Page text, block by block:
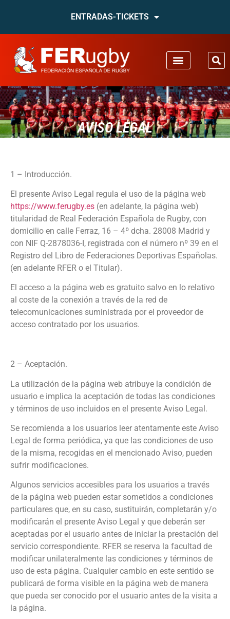
ENTRADAS-TICKETS
AVISO LEGAL
1 – Introducción.
El presente Aviso Legal regula el uso de la página web
https://www.ferugby.es (en adelante, la página web)
titularidad de Real Federación Española de Rugby, con
domicilio en calle Ferraz, 16 – 4º dcha. 28008 Madrid y
con NIF Q-2878036-I, registrada con el número nº 39 en el
Registro del Libro de Federaciones Deportivas Españolas.
(en adelante RFER o el Titular).
El acceso a la página web es gratuito salvo en lo relativo
al coste de la conexión a través de la red de
telecomunicaciones suministrada por el proveedor de
acceso contratado por los usuarios.
2 – Aceptación.
La utilización de la página web atribuye la condición de
usuario e implica la aceptación de todas las condiciones
y términos de uso incluidos en el presente Aviso Legal.
Se recomienda a los usuarios leer atentamente este Aviso
Legal de forma periódica, ya que las condiciones de uso
de la misma, recogidas en el mencionado Aviso, pueden
sufrir modificaciones.
Algunos servicios accesibles para los usuarios a través
de la página web pueden estar sometidos a condiciones
particulares que, en su caso, sustituirán, completarán y/o
modificarán el presente Aviso Legal y que deberán ser
aceptadas por el usuario antes de iniciar la prestación del
servicio correspondiente. RFER se reserva la facultad de
modificar unilateralmente las condiciones y términos de
uso de esta página. Cualquier cambio en este sentido se
publicará de forma visible en la página web de manera
que pueda ser conocido por el usuario antes de la visita a
la página.